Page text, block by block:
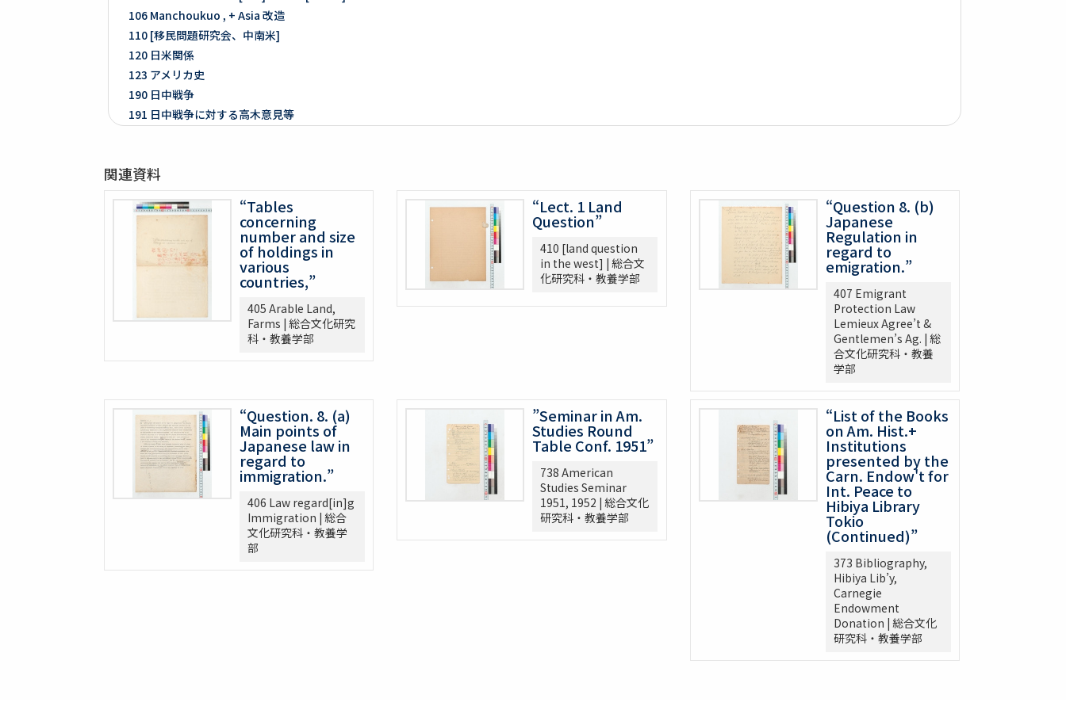
106 Manchoukuo , + Asia 改造
110 [移民問題研究会、中南米]
120 日米関係
123 アメリカ史
190 日中戦争
191 日中戦争に対する高木意見等
262 米国ノ伝統ト環境
263 [Conditions of the Colonies in 1760]
264 Mitsubishi
275 Phillips Civil War & Reconstruction
278 Turner, FR. J
280 Van Tyne C.H Method of Hist. Research
281 Van Tyne Constitutional Hist.
287 McLaughlin, Reading Notes CONST. H. I.
371 Brown bibliography, Journal Club, U of M, 1921-22
372 Bibliography on League of Nations
373 Bibliography, Hibiya Lib’y, Carnegie Endowment Donation
375 Bibliographical Tools, Bibliography on the Relations bet. US + Far East
380 DOW, EARLE W. (UM) Note Taking
388 Elections, 1934-1936
391 Examination
関連資料
“Tables
concerning
number and size
of holdings in
various
countries,”
405 Arable Land,
Farms | 総合文化研究
科・教養学部
“Lect. 1 Land
Question”
410 [land question
in the west] | 総合文
化研究科・教養学部
“Question 8. (b)
Japanese
Regulation in
regard to
emigration.”
407 Emigrant
Protection Law
Lemieux Agree’t &
Gentlemen’s Ag. | 総
合文化研究科・教養
学部
“Question. 8. (a)
Main points of
Japanese law in
regard to
immigration.”
406 Law regard[in]g
Immigration | 総合
文化研究科・教養学
部
”Seminar in Am.
Studies Round
Table Conf. 1951”
738 American
Studies Seminar
1951, 1952 | 総合文化
研究科・教養学部
“List of the Books
on Am. Hist.+
Institutions
presented by the
Carn. Endow't for
Int. Peace to
Hibiya Library
Tokio
(Continued)”
373 Bibliography,
Hibiya Lib’y,
Carnegie
Endowment
Donation | 総合文化
研究科・教養学部